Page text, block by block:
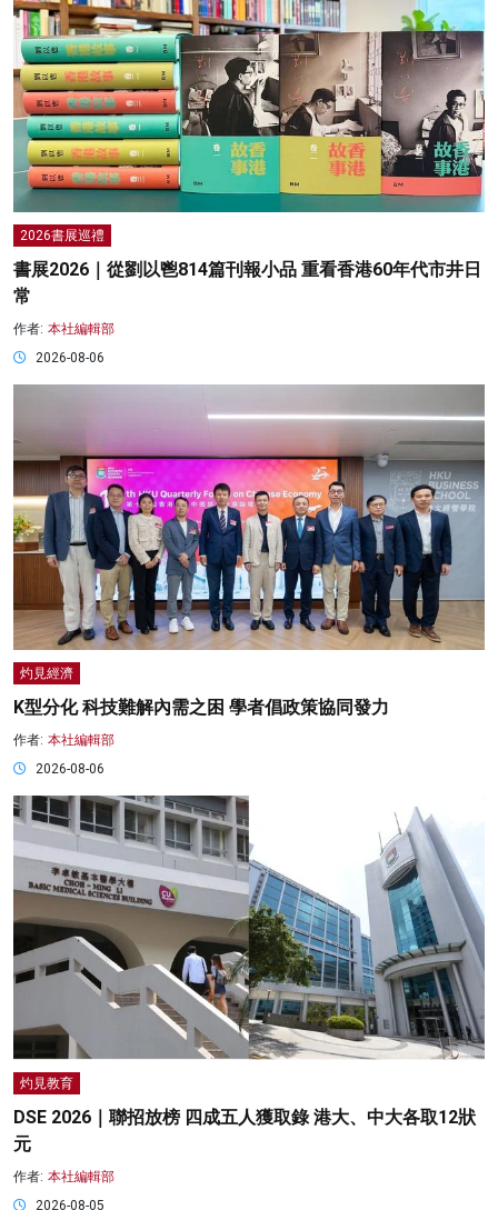
2026書展巡禮
書展2026｜從劉以鬯814篇刊報小品 重看香港60年代市井日
常
作者: 本社編輯部
2026-08-06
灼見經濟
K型分化 科技難解內需之困 學者倡政策協同發力
作者: 本社編輯部
2026-08-06
灼見教育
DSE 2026｜聯招放榜 四成五人獲取錄 港大、中大各取12狀
元
作者: 本社編輯部
2026-08-05